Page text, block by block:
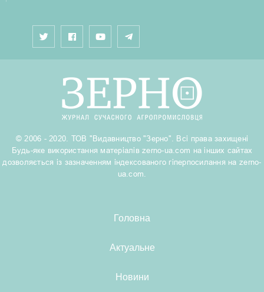
© 2006 - 2020. ТОВ "Видавництво "Зерно". Всі права захищені
Будь-яке використання матеріалів zerno-ua.com на інших сайтах
дозволяється із зазначенням індексованого гіперпосилання на zerno-
ua.com.
Головна
Актуальне
Новини